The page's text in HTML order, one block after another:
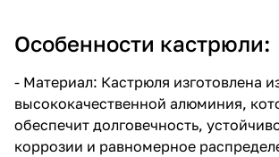
Особенности кастрюли:
- Материал: Кастрюля изготовлена
высококачественной алюминия,
обеспечит долговечность,
коррозии и равномерное